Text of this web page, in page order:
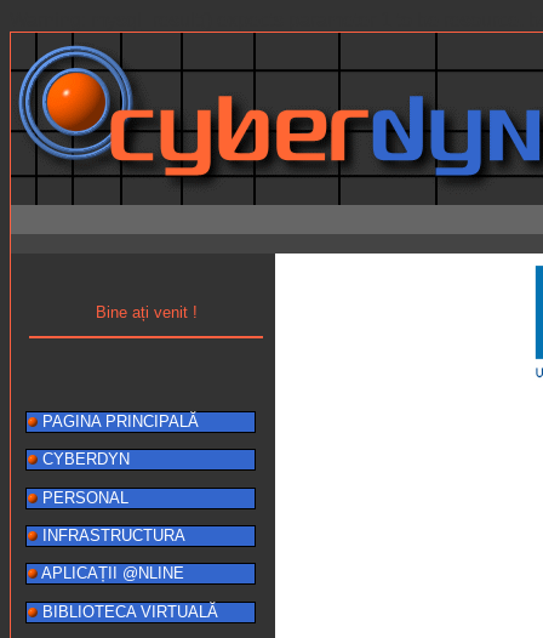
Bine ați venit !
PAGINA PRINCIPALĂ
CYBERDYN
PERSONAL
INFRASTRUCTURA
APLICAȚII @NLINE
BIBLIOTECA VIRTUALĂ